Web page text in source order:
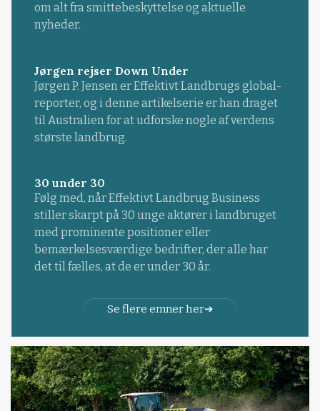
om alt fra smittebeskyttelse og aktuelle
nyheder.
Jørgen rejser Down Under
Jørgen P. Jensen er Effektivt Landbrugs global-
reporter, og i denne artikelserie er han draget
til Australien for at udforske nogle af verdens
største landbrug.
30 under 30
Følg med, når Effektivt Landbrug Business
stiller skarpt på 30 unge aktører i landbruget
med prominente positioner eller
bemærkelsesværdige bedrifter, der alle har
det til fælles, at de er under 30 år.
Se flere emner her